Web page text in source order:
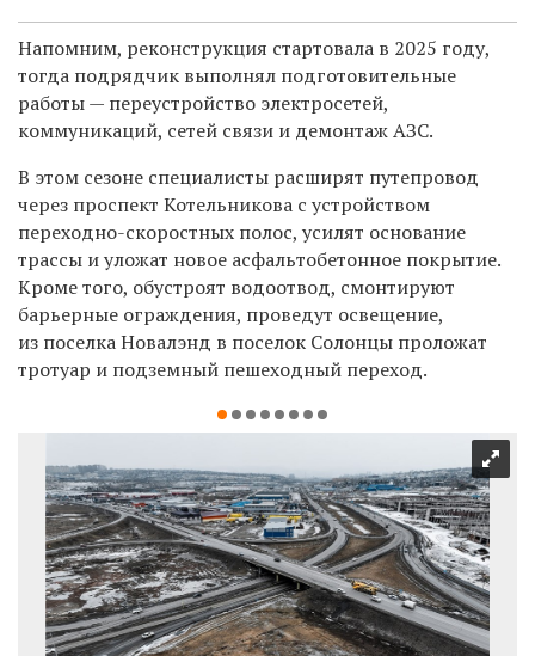
Напомним, реконструкция стартовала в 2025 году,
тогда подрядчик выполнял подготовительные
работы — переустройство электросетей,
коммуникаций, сетей связи и демонтаж АЗС.
В этом сезоне специалисты расширят путепровод
через проспект Котельникова с устройством
переходно-скоростных полос, усилят основание
трассы и уложат новое асфальтобетонное покрытие.
Кроме того, обустроят водоотвод, смонтируют
барьерные ограждения, проведут освещение,
из поселка Новалэнд в поселок Солонцы проложат
тротуар и подземный пешеходный переход.